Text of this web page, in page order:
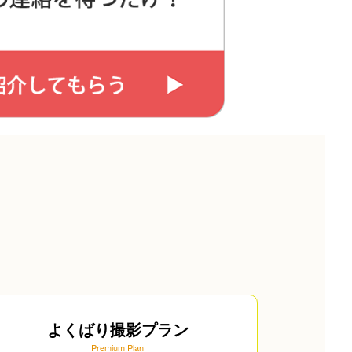
よくばり撮影プラン
Premium Plan